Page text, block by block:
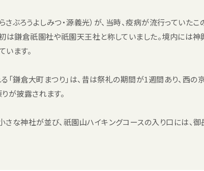
ぶろうよしみつ・源義光）が、当時、疫病が流行っていたこ
は鎌倉祇園社や祇園天王社と称していました。境内には
ます。
「鎌倉大町まつり」は、昔は祭礼の期間が1週間あり、西
が披露されます。
な神社が並び、祇園山ハイキングコースの入り口には、御